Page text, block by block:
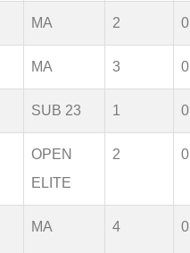
MA 2
MA 3
SUB 23 1
OPEN
ELITE
2
MA 4